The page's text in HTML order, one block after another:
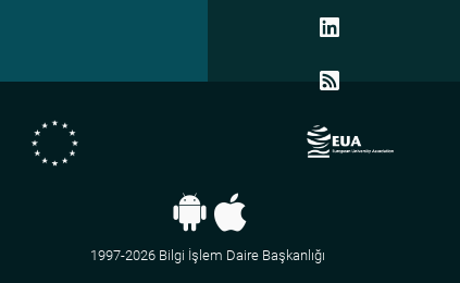
1997-2026 Bilgi İşlem Daire Başkanlığı